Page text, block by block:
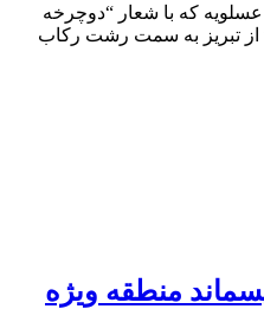
عسلويه كه با شعار “دوچرخه
از تبريز به سمت رشت ركاب
منطقه ويژه